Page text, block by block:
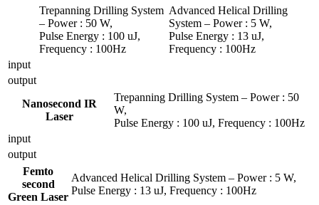
Trepanning Drilling System
– Power : 50 W,
Pulse Energy : 100 uJ,
Frequency : 100Hz
Advanced Helical Drilling
System – Power : 5 W,
Pulse Energy : 13 uJ,
Frequency : 100Hz
input
output
Nanosecond IR
Laser
Trepanning Drilling System – Power : 50
W,
Pulse Energy : 100 uJ, Frequency : 100Hz
input
output
Femto
second
Green Laser
Advanced Helical Drilling System – Power : 5 W,
Pulse Energy : 13 uJ, Frequency : 100Hz